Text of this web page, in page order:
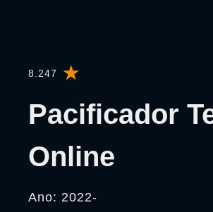
8.247
Pacificador
Online
Ano: 2022-